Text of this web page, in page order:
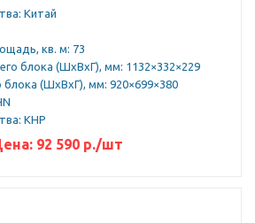
Китай
кв. м: 73
блока (ШхВхГ), мм: 1132×332×229
(ШхВхГ), мм: 920×699×380
КНР
92 590р./шт